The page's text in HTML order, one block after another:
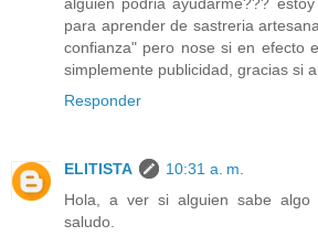
alguien podria ayudarme???
para aprender de sastreria
confianza" pero nose si en efecto
simplemente publicidad, gracias si
Responder
ELITISTA
10:31 a. m.
Hola, a ver si alguien sabe algo
saludo.